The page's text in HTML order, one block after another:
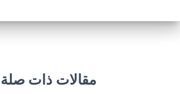
مقالات ذات صلة